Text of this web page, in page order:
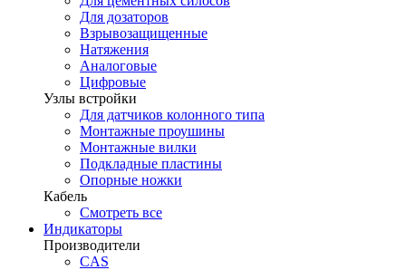
Для дозаторов
Взрывозащищенные
Натяжения
Аналоговые
Цифровые
Узлы встройки
Для датчиков колонного типа
Монтажные проушины
Монтажные вилки
Подкладные пластины
Опорные ножки
Кабель
Смотреть все
Индикаторы
Производители
CAS